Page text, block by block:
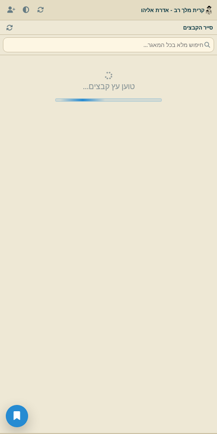
קרית מלך רב - אדרת אליהו
סייר הקבצים
טוען עץ קבצים...